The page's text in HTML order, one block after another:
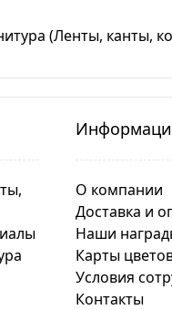
(Ленты, канты,
О компании
Доставка и
Наши
Карты
Условия
Контакты